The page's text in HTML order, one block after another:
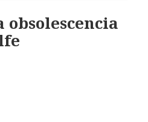
obsolescencia